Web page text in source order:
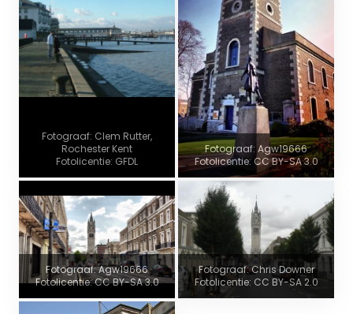
Fotograaf: Clem Rutter,
Rochester Kent
Fotolicentie: GFDL
Fotograaf: Agw19666
Fotolicentie: CC BY-SA 3.0
Fotograaf: Agw19666
Fotolicentie: CC BY-SA 3.0
Fotograaf: Chris Downer
Fotolicentie: CC BY-SA 2.0